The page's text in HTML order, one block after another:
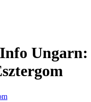
Ungarn: